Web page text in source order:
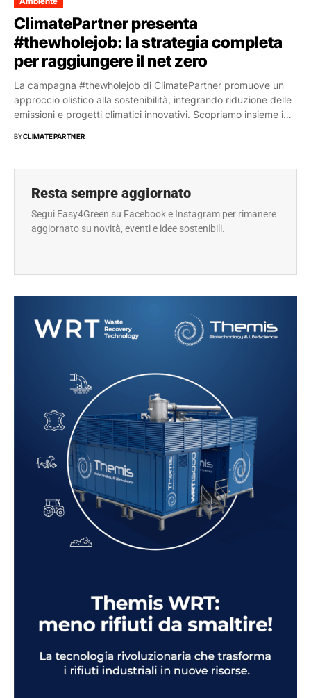
ClimatePartner presenta
#thewholejob: la strategia completa
per raggiungere il net zero
La campagna #thewholejob di ClimatePartner promuove un
approccio olistico alla sostenibilità, integrando riduzione delle
emissioni e progetti climatici innovativi. Scopriamo insieme i
BYCLIMATEPARTNER
Resta sempre aggiornato
Segui Easy4Green su Facebook e Instagram per rimanere
aggiornato su novità, eventi e idee sostenibili.